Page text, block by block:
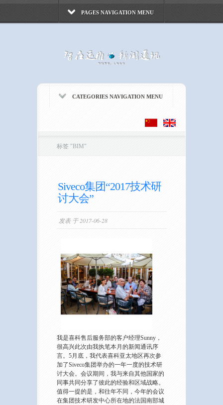
PAGES NAVIGATION MENU
CATEGORIES NAVIGATION MENU
标签 "BIM"
Siveco集团“2017技术研
讨大会”
发表 于 2017-06-28
我是喜科售后服务部的客户经理Sunny，
很高兴此次由我执笔本月的新闻通讯序
言。5月底，我代表喜科亚太地区再次参
加了Siveco集团举办的一年一度的技术研
讨大会。会议期间，我与来自其他国家的
同事共同分享了彼此的经验和区域战略。
值得一提的是，和往年不同，今年的会议
在集团技术研发中心所在地的法国南部城